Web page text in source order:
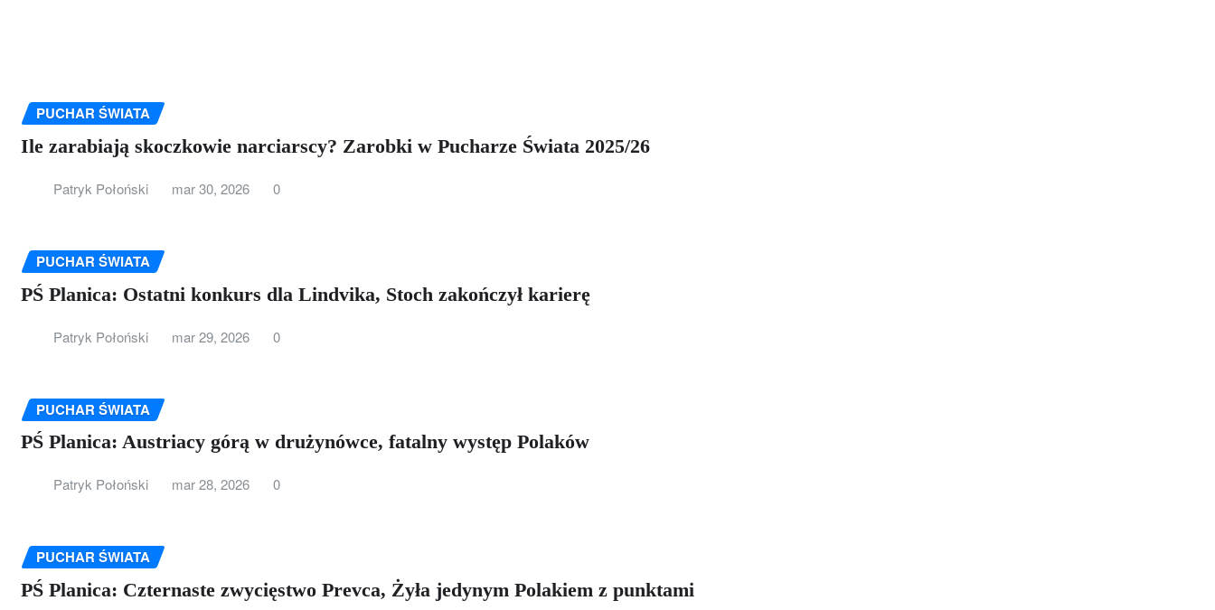
PUCHAR ŚWIATA
Ile zarabiają skoczkowie narciarscy? Zarobki w Pucharze Świata 2025/26
Patryk Połoński mar 30, 2026 0
PUCHAR ŚWIATA
PŚ Planica: Ostatni konkurs dla Lindvika, Stoch zakończył karierę
Patryk Połoński mar 29, 2026 0
PUCHAR ŚWIATA
PŚ Planica: Austriacy górą w drużynówce, fatalny występ Polaków
Patryk Połoński mar 28, 2026 0
PUCHAR ŚWIATA
PŚ Planica: Czternaste zwycięstwo Prevca, Żyła jedynym Polakiem z punktami